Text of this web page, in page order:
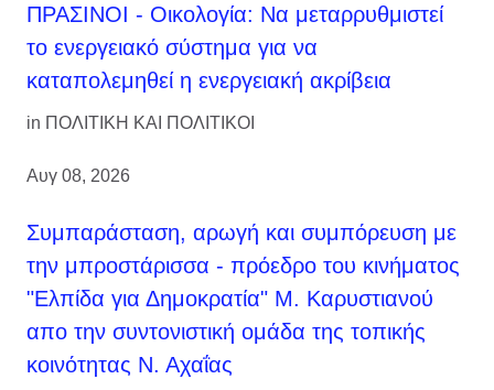
ΠΡΑΣΙΝΟΙ - Οικολογία: Να μεταρρυθμιστεί
το ενεργειακό σύστημα για να
καταπολεμηθεί η ενεργειακή ακρίβεια
in ΠΟΛΙΤΙΚΗ ΚΑΙ ΠΟΛΙΤΙΚΟΙ
Αυγ 08, 2026
Συμπαράσταση, αρωγή και συμπόρευση με
την μπροστάρισσα - πρόεδρο του κινήματος
"Ελπίδα για Δημοκρατία" Μ. Καρυστιανού
απο την συντονιστική ομάδα της τοπικής
κοινότητας Ν. Αχαΐας